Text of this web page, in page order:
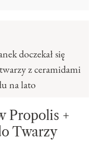
doczekał się
z ceramidami
na lato
Propolis +
Twarzy